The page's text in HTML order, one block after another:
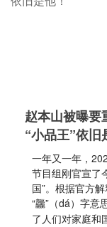
赵本山被曝要
“小品王”依旧
一年又一年，
节目组刚官宣了
国”。根据官方
“龘”（dá）字意
了人们对家庭和